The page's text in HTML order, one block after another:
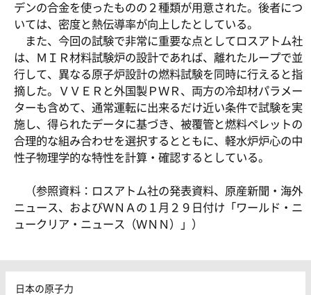
デンの合金を使ったものの２種類が用意された。後者につ
いては、密度と熱伝導率が向上したとしている。
また、今回の試験で非常に重要な点としてロスアトム社
は、ＭＩＲ材料試験炉の設計であれば、離れたループで並
行して、異なる原子炉設計の燃料試験を同時に行えると指
摘した。ＶＶＥＲと外国製ＰＷＲ、両方の冷却材パラメー
ターも含めて、通常運転に出来るだけ近い条件で試験を実
施し、得られたデータに基づき、被覆管と燃料ペレットの
合理的な組み合わせを選択するとともに、軽水炉炉心の中
性子物理学的な特性を計算・確認するとしている。
（参照資料：ロスアトム社の発表資料、原産新聞・海外
ニュース、およびＷＮＡの１月２９日付け「ワールド・ニ
ュークリア・ニュース（ＷＮＮ）」）
日本の原子力